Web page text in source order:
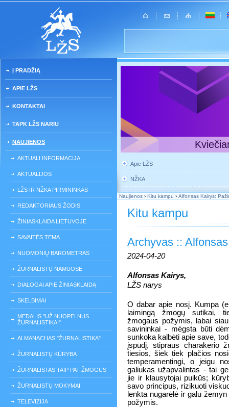
Į PRADŽIĄ
APIE LŽS
KONTAKTAI
TAPK LŽS NARIU
NAUJIENOS
AKTUALI INFORMACIJA
AKTUALIJOS
LŽS IR NŽKA PIRMININKAS
REDAKTORIAUS ŽODIS
ŽINIASKLAIDA LIETUVOJE
SAVAITĖS TEMA
NUOMONIŲ BAROMETRAS
ŽURNALISTŲ NAMUOSE
DIALOGAI APIE ŽINIASKLAIDĄ
SKELBIMAI
MEDALIS "UŽ NUOPELNUS
ŽURNALISTIKAI"
ALMANACHAS "ŽURNALISTIKA"
ŽURNALISTŲ KŪRYBA
ŽURNALISTAS TAIP PAT ŽMOGUS
ŽURNALISTŲ MOKYMAI
TELEVIZIJA
Apie LŽS
NŽKA
Naujienos › Kitu kampu › Alfonsas Kairys:
Kitu kampu
Archyvas ::
2024-04-20
Alfonsas Kairys,
LŽS narys
O dabar apie nosį. Kumpa
laimingą žmogų sutikai,
žmogaus požymis, labai
savininkai - mėgsta būti
sunkoka kalbėti apie save,
įspūdį, stipraus charakerio
tiesios, šiek tiek plačios
temperamentingi, o jeigu
galiukas užapvalintas - tai
jie ir klausytojai puikūs;
savo principus, rizikuoti
lenkta nugarėlė ir galu
požymis.